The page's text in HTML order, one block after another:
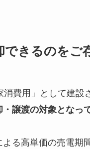
きるのをご
費用」として建設
譲渡の対象となっ
る高単価の売電期